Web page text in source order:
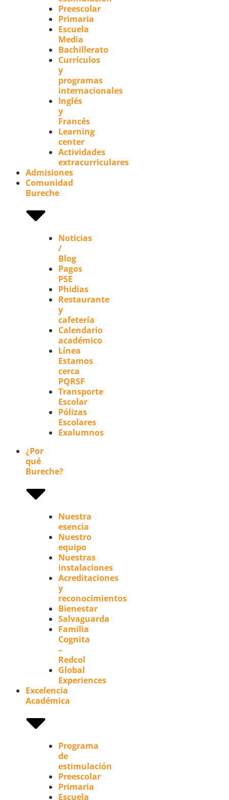
Preescolar
Primaria
Escuela
Media
Bachillerato
Currículos
y
programas
internacionales
Inglés
y
Francés
Learning
center
Actividades
extracurriculares
Admisiones
Comunidad
Bureche
Noticias
/
Blog
Pagos
PSE
Phidias
Restaurante
y
cafetería
Calendario
académico
Línea
Estamos
cerca
PQRSF
Transporte
Escolar
Pólizas
Escolares
Exalumnos
¿Por
qué
Bureche?
Nuestra
esencia
Nuestro
equipo
Nuestras
instalaciones
Acreditaciones
y
reconocimientos
Bienestar
Salvaguarda
Familia
Cognita
–
Redcol
Global
Experiences
Excelencia
Académica
Programa
de
estimulación
Preescolar
Primaria
Escuela